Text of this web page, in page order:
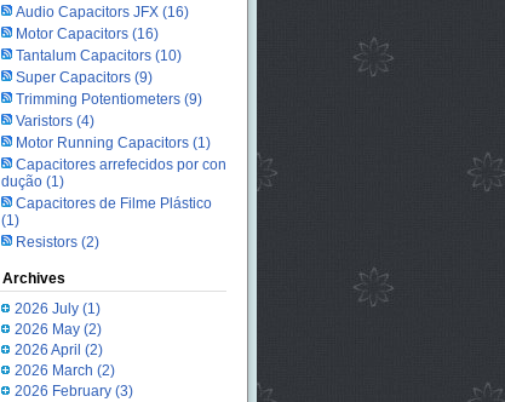
Audio Capacitors JFX(16)
Motor Capacitors (16)
Tantalum Capacitors(10)
Super Capacitors(9)
Trimming Potentiometers(9)
Varistors(4)
Motor Running Capacitors(1)
Capacitores arrefecidos por con
dução(1)
Capacitores de Filme Plástico
(1)
Resistors(2)
Archives
2026 July(1)
2026 May(2)
2026 April (2)
2026 March (2)
2026 February(3)